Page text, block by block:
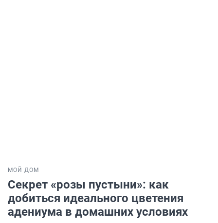
МОЙ ДОМ
Секрет «розы пустыни»: как
добиться идеального цветения
адениума в домашних условиях